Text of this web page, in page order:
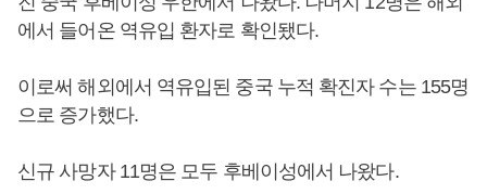
에서 들어온 역유입 환자로 확인됐다.
이로써 해외에서 역유입된 중국 누적 확진자 수는 155명
으로 증가했다.
신규 사망자 11명은 모두 후베이성에서 나왔다.